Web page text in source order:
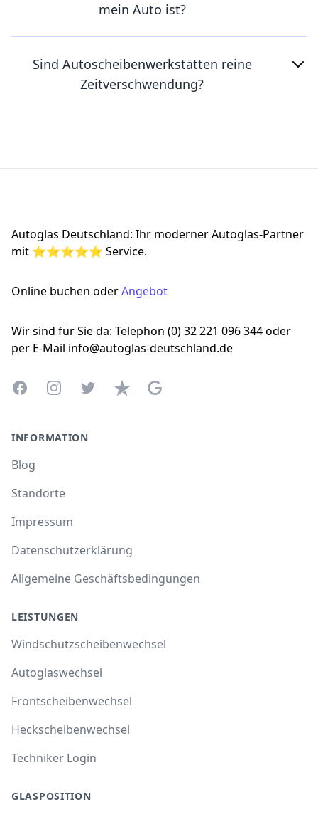
mein Auto ist?
Sind Autoscheibenwerkstätten reine
Zeitverschwendung?
Autoglas Deutschland: Ihr moderner Autoglas-Partner
mit ⭐⭐⭐⭐⭐ Service.
Online buchen oderAngebot
Wir sind für Sie da: Telephon (0) 32 221 096 344 oder
per E-Mail info@autoglas-deutschland.de
FacebookInstagramTwitterTrustpilotGoogle Business Profile
INFORMATION
Blog
Standorte
Impressum
Datenschutzerklärung
Allgemeine Geschäftsbedingungen
LEISTUNGEN
Windschutzscheibenwechsel
Autoglaswechsel
Frontscheibenwechsel
Heckscheibenwechsel
Techniker Login
GLASPOSITION